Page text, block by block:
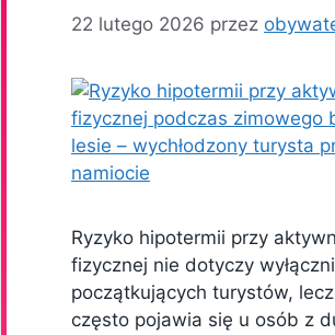
22 lutego 2026 przez
Ryzyko hipotermii przy
fizycznej nie dotyczy
początkujących turystów,
często pojawia się u osób z